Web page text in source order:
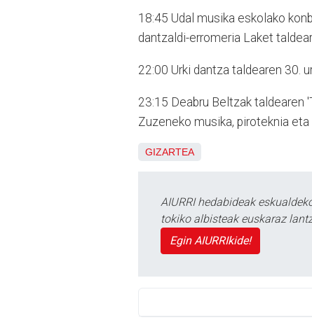
18:45 Udal musika eskolako
dantzaldi-erromeria Laket
22:00 Urki dantza taldearen 30.
23:15 Deabru Beltzak taldearen
Zuzeneko musika, piroteknia
GIZARTEA
AIURRI hedabideak
tokiko albisteak euskaraz
Egin AIURRIkide!